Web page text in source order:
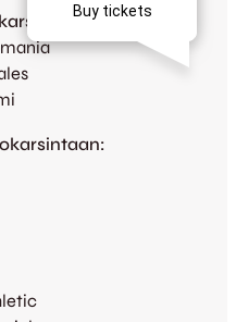
Romania